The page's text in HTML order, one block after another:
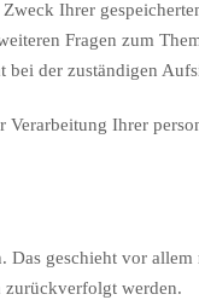
Ihrer
Fragen zum
bei der zuständigen
Ihrer
geschieht vor
zurückverfolgt werden.